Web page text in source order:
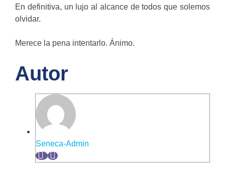
En definitiva, un lujo al alcance de todos que solemos
olvidar.
Merece la pena intentarlo. Ánimo.
Autor
Seneca-Admin